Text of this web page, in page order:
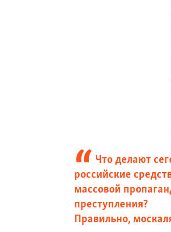
Что делают
российские
массовой
преступления?
Правильно,